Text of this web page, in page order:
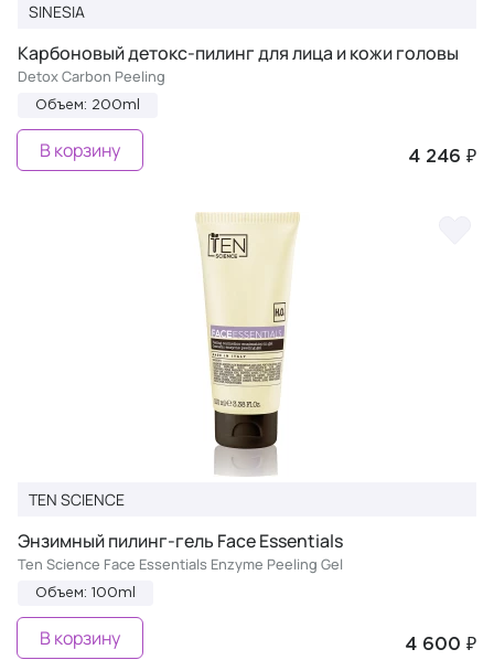
SINESIA
Карбоновый детокс-пилинг для лица и кожи головы
Detox Carbon Peeling
Объем: 200ml
4 246 ₽
В корзину
TEN SCIENCE
Энзимный пилинг-гель Face Essentials
Ten Science Face Essentials Enzyme Peeling Gel
Объем: 100ml
4 600 ₽
В корзину